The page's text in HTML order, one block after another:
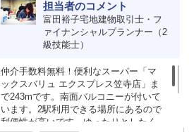
担当者のコメント
富田裕子宅地建物取引士・フ
ァイナンシャルプランナー（2
級技能士）
仲介手数料無料！便利なスーパー「マ
ックスバリュ エクスプレス笠寺店」ま
で243mです。南面バルコニーが付いて
います。2駅利用できる場所にあるので
利便性が高いです。ゆったりとしたく